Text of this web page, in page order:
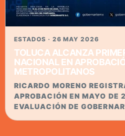
ESTADOS · 26 MAY 2026
TOLUCA ALCANZA
NACIONAL EN
METROPOLITANOS
RICARDO MORENO
APROBACIÓN EN MAYO DE
EVALUACIÓN DE